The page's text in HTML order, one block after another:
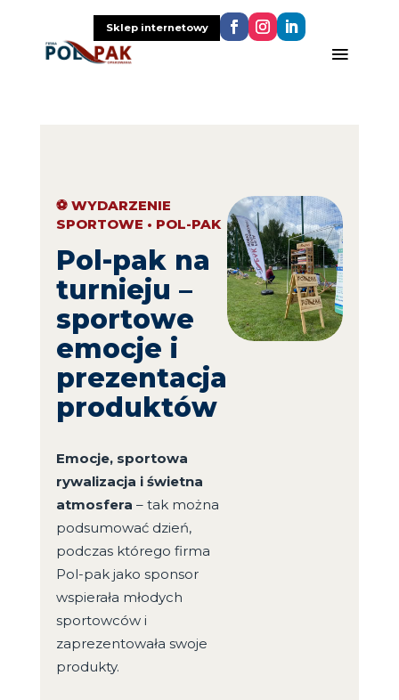
Sklep internetowy
⚽ WYDARZENIE
SPORTOWE • POL-PAK
Pol-pak na
turnieju –
sportowe
emocje i
prezentacja
produktów
Emocje, sportowa
rywalizacja i świetna
atmosfera – tak można
podsumować dzień,
podczas którego firma
Pol-pak jako sponsor
wspierała młodych
sportowców i
zaprezentowała swoje
produkty.